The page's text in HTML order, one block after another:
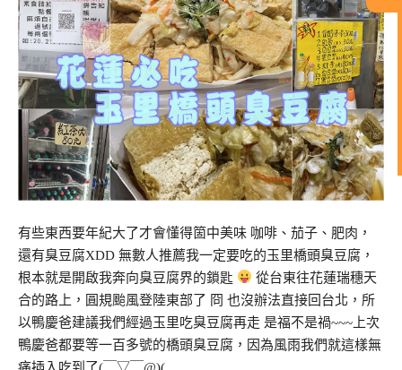
有些東西要年紀大了才會懂得箇中美味 咖啡、茄子、肥肉，
還有臭豆腐XDD 無數人推薦我一定要吃的玉里橋頭臭豆腐，
根本就是開啟我奔向臭豆腐界的鎖匙
從台東往花蓮瑞穗天
合的路上，圓規颱風登陸東部了 冏 也沒辦法直接回台北，所
以鴨慶爸建議我們經過玉里吃臭豆腐再走 是福不是禍~~~上次
鴨慶爸都要等一百多號的橋頭臭豆腐，因為風雨我們就這樣無
痛插入吃到了(￣▽￣@)(…